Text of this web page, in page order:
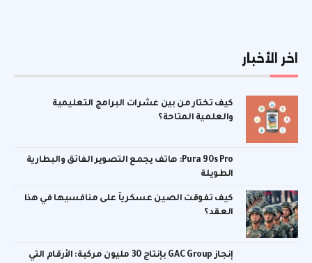
اخر الأخبار
كيف تختار من بين عشرات البرامج التعليمية
والعلمية المتاحة؟
Pura 90s Pro: هاتف يجمع التصوير الفائق والبطارية
الطويلة
كيف تفوقت الصين عسكرياً على منافسيها في هذا
العقد؟
إنجاز GAC Group بإنتاج 30 مليون مركبة: الأرقام التي